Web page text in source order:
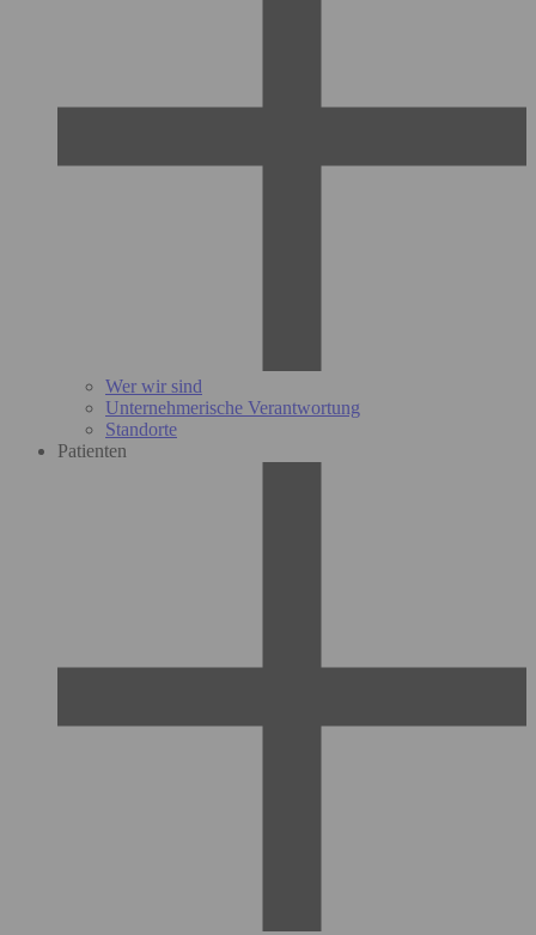
Wer wir sind
Unternehmerische Verantwortung
Standorte
Patienten